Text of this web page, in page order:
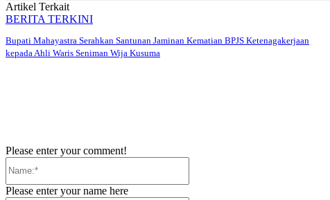
Artikel Terkait
BERITA TERKINI
Bupati Mahayastra Serahkan Santunan Jaminan Kematian BPJS Ketenagakerjaan
kepada Ahli Waris Seniman Wija Kusuma
Please enter your comment!
Please enter your name here